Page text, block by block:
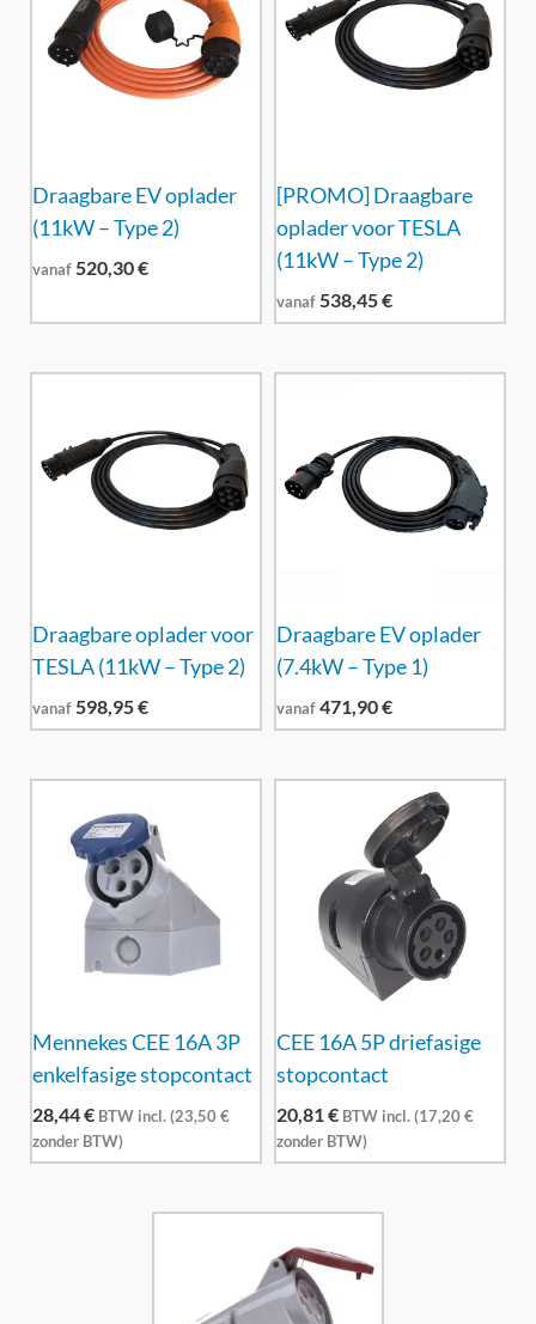
Draagbare EV oplader
(11kW – Type 2)
vanaf 520,30€
[PROMO] Draagbare
oplader voor TESLA
(11kW – Type 2)
vanaf 538,45€
Draagbare oplader voor
TESLA (11kW – Type 2)
vanaf598,95€
Draagbare EV oplader
(7.4kW – Type 1)
vanaf471,90€
Mennekes CEE 16A 3P
enkelfasige stopcontact
28,44€ BTW incl. (23,50€
zonder BTW)
CEE 16A 5P driefasige
stopcontact
20,81 € BTW incl. (17,20€
zonder BTW)